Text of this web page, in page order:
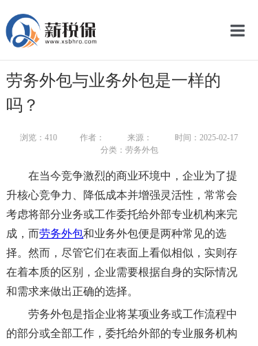
网
劳务外包与业务外包是一样的
吗？
浏览： 410 作者： 来源：
时间：2025-02-17
分类：劳务外包
在当今竞争激烈的商业环境中，企业为了提
升核心竞争力、降低成本并增强灵活性，常常会
考虑将部分业务或工作委托给外部专业机构来完
成，而劳务外包和业务外包便是两种常见的选
择。然而，尽管它们在表面上看似相似，实则存
在着本质的区别，企业需要根据自身的实际情况
和需求来做出正确的选择。
劳务外包是指企业将某项业务或工作流程中
的部分或全部工作，委托给外部的专业服务机构